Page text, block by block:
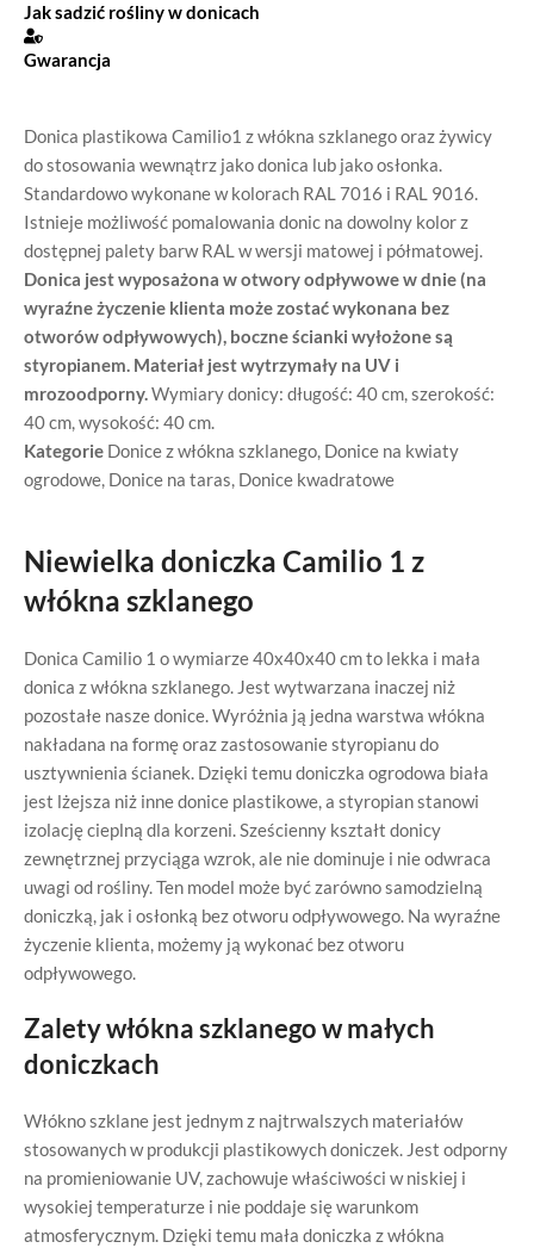
Donica plastikowa Camilio1 z włókna szklanego oraz żywicy
do stosowania wewnątrz jako donica lub jako osłonka.
Standardowo wykonane w kolorach RAL 7016 i RAL 9016.
Istnieje możliwość pomalowania donic na dowolny kolor z
dostępnej palety barw RAL w wersji matowej i półmatowej.
Donica jest wyposażona w otwory odpływowe w dnie (na
wyraźne życzenie klienta może zostać wykonana bez
otworów odpływowych), boczne ścianki wyłożone są
styropianem. Materiał jest wytrzymały na UV i
mrozoodporny.Wymiary donicy: długość: 40 cm, szerokość:
40 cm, wysokość: 40 cm.
Kategorie Donice z włókna szklanego, Donice na kwiaty
ogrodowe, Donice na taras, Donice kwadratowe
Niewielka doniczka Camilio 1 z
włókna szklanego
Donica Camilio 1 o wymiarze 40x40x40 cm to lekka i mała
donica z włókna szklanego. Jest wytwarzana inaczej niż
pozostałe nasze donice. Wyróżnia ją jedna warstwa włókna
nakładana na formę oraz zastosowanie styropianu do
usztywnienia ścianek. Dzięki temu doniczka ogrodowa biała
jest lżejsza niż inne donice plastikowe, a styropian stanowi
izolację cieplną dla korzeni. Sześcienny kształt donicy
zewnętrznej przyciąga wzrok, ale nie dominuje i nie odwraca
uwagi od rośliny. Ten model może być zarówno samodzielną
doniczką, jak i osłonką bez otworu odpływowego. Na wyraźne
życzenie klienta, możemy ją wykonać bez otworu
odpływowego.
Zalety włókna szklanego w małych
doniczkach
Włókno szklane jest jednym z najtrwalszych materiałów
stosowanych w produkcji plastikowych doniczek. Jest odporny
na promieniowanie UV, zachowuje właściwości w niskiej i
wysokiej temperaturze i nie poddaje się warunkom
atmosferycznym. Dzięki temu mała doniczka z włókna
Jak sadzić rośliny w donicach
Gwarancja